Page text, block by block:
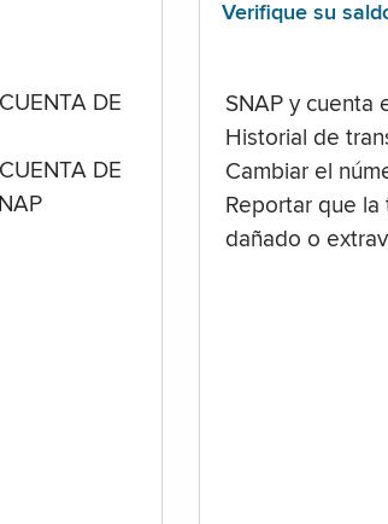
DE
DE
Verifique su
SNAP y cuenta
Historial de
Cambiar el
Reportar que la
dañado o